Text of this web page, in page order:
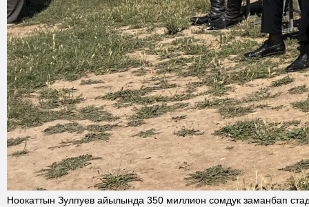
Ноокаттын Зулпуев айылында 350 миллион сомдук заманбап